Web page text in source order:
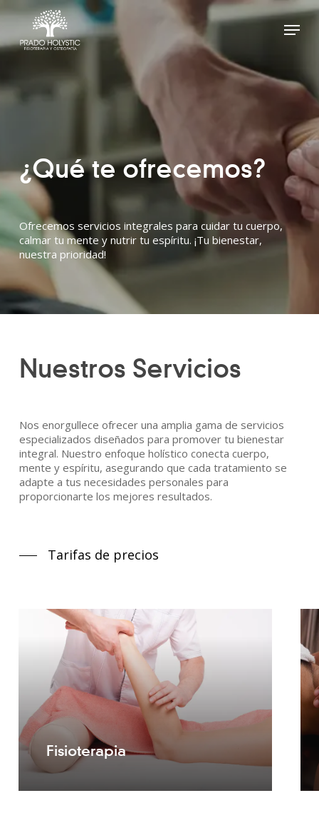
Skip
main
Menu
¿Qué te ofrecemos?
Ofrecemos servicios integrales para cuidar tu cuerpo,
calmar tu mente y nutrir tu espíritu. ¡Tu bienestar,
nuestra prioridad!
Nuestros Servicios
Nos enorgullece ofrecer una amplia gama de servicios
especializados diseñados para promover tu bienestar
integral. Nuestro enfoque holístico conecta cuerpo,
mente y espíritu, asegurando que cada tratamiento se
adapte a tus necesidades personales para
proporcionarte los mejores resultados.
Tarifas de precios
Fisioterapia